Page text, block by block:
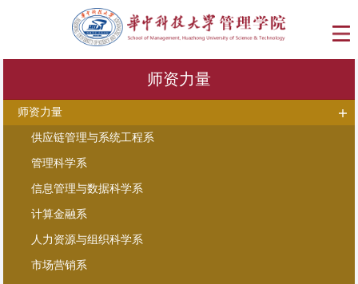
师资力量
师资力量
供应链管理与系统工程系
管理科学系
信息管理与数据科学系
计算金融系
人力资源与组织科学系
市场营销系